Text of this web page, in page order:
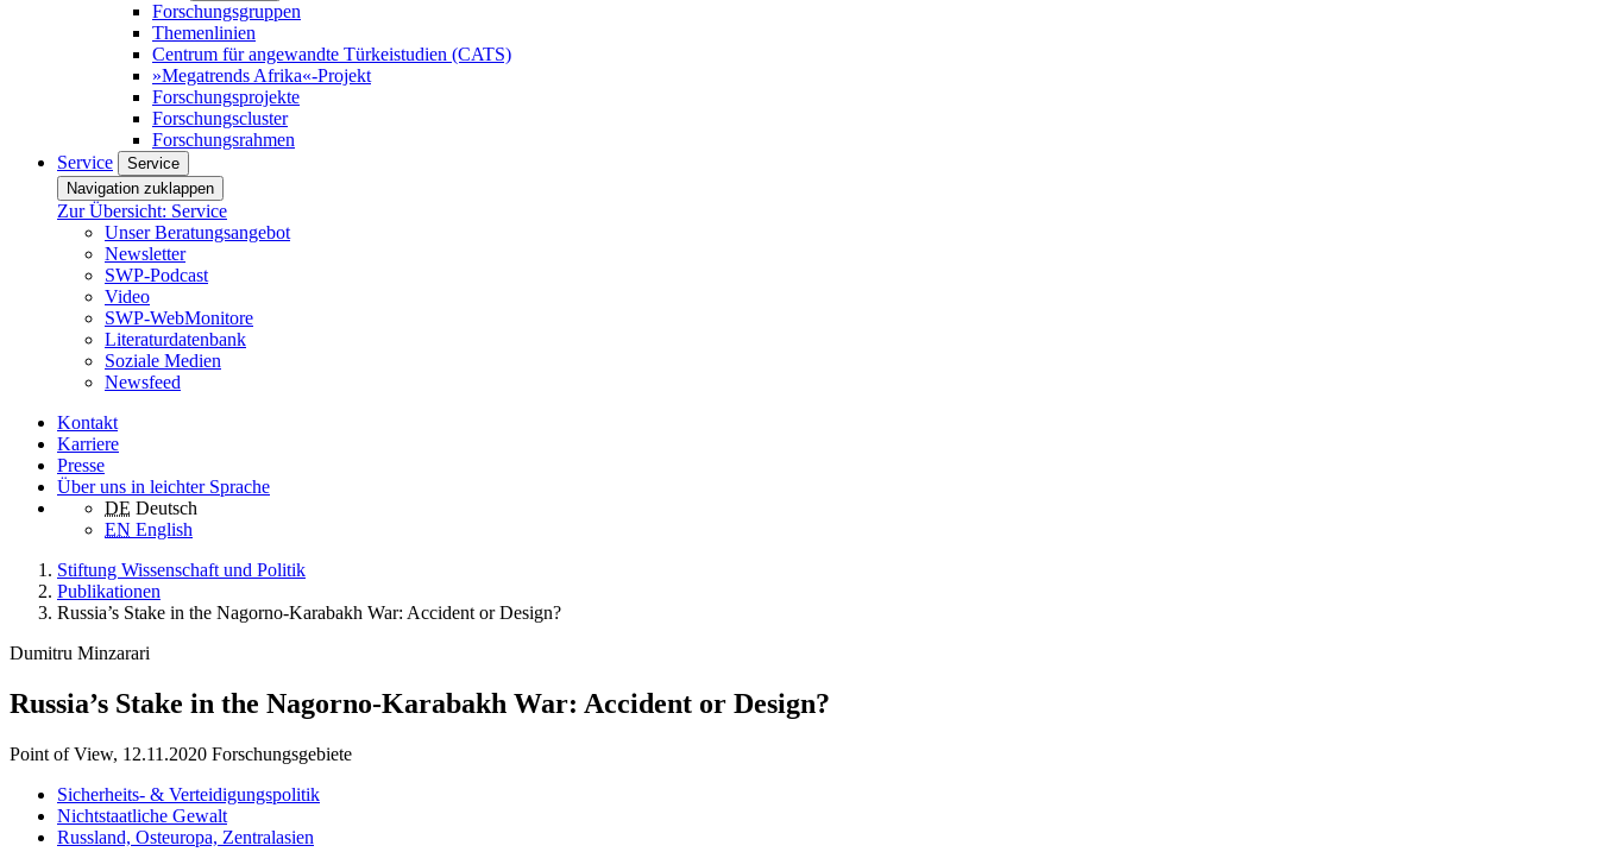
Forschungsgruppen
Themenlinien
Centrum für angewandte Türkeistudien (CATS)
»Megatrends Afrika«-Projekt
Forschungsprojekte
Forschungscluster
Forschungsrahmen
Service
Service
Navigation zuklappen
Zur Übersicht: Service
Unser Beratungsangebot
Newsletter
SWP-Podcast
Video
SWP-WebMonitore
Literaturdatenbank
Soziale Medien
Newsfeed
Kontakt
Karriere
Presse
Über uns in leichter Sprache
DE Deutsch
EN English
Stiftung Wissenschaft und Politik
Publikationen
Russia’s Stake in the Nagorno-Karabakh War: Accident or Design?
Dumitru Minzarari
Russia’s Stake in the Nagorno-Karabakh War: Accident or Design?
Point of View, 12.11.2020 Forschungsgebiete
Sicherheits- & Verteidigungspolitik
Nichtstaatliche Gewalt
Russland, Osteuropa, Zentralasien